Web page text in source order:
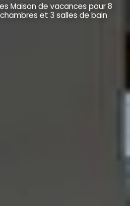
Maison de vacances pour 8
et 3 salles de bain